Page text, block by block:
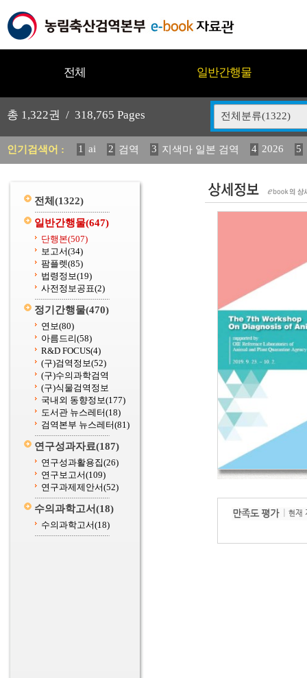
전체 일반간행물
총 1,322권 / 318,765 Pages 전체분류(1322)
인기검색어 : 1 ai 2 검역 3 지색마 일본 검역 4 2026 5
12 중독성 식물 도감 13 (2013년도) 식 14 구
전체 (1322)
일반간행물(647)
단행본(507)
보고서(34)
팜플렛(85)
법령정보(19)
사전정보공표(2)
정기간행물(470)
연보(80)
아름드리(58)
R&D FOCUS(4)
(구)검역정보(52)
(구)수의과학검역
(구)식물검역정보
국내외 동향정보(177)
도서관 뉴스레터(18)
검역본부 뉴스레터(81)
연구성과자료(187)
연구성과활용집(26)
연구보고서(109)
연구과제제안서(52)
수의과학고서(18)
수의과학고서(18)